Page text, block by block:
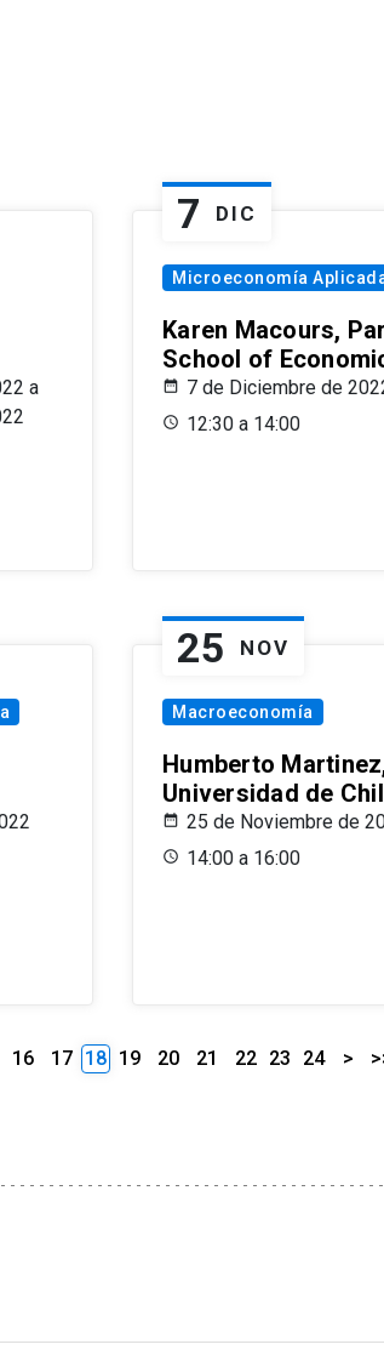
a
7 DIC
Microeconomía
Karen Macours,
School of
7 de Diciembre de
12:30 a 14:00
25 NOV
Macroeconomía
Humberto
Universidad de
25 de Noviembre de
14:00 a 16:00
16 17 18 19 20 21 22 23 24 >